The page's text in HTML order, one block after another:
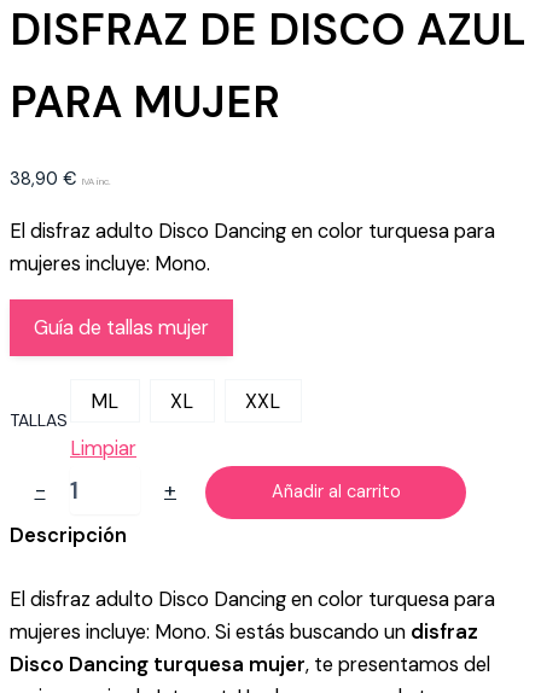
DISFRAZ DE DISCO AZUL
PARA MUJER
38,90 € IVA inc.
El disfraz adulto Disco Dancing en color turquesa para
mujeres incluye: Mono.
Guía de tallas mujer
TALLAS
ML XL
XXL
Limpiar
-
DISFRAZ
DISCO
MUJER
cantidad
+ Añadir al carrito
Descripción
El disfraz adulto Disco Dancing en color turquesa para
mujeres incluye: Mono. Si estás buscando un disfraz
Disco Dancing turquesa mujer, te presentamos del